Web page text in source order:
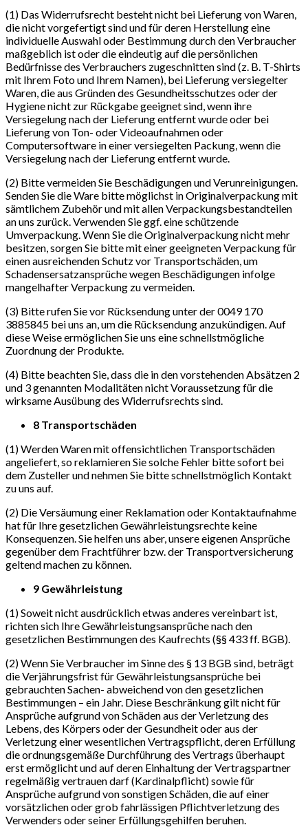
(1) Das Widerrufsrecht besteht nicht bei Lieferung von Waren,
die nicht vorgefertigt sind und für deren Herstellung eine
individuelle Auswahl oder Bestimmung durch den Verbraucher
maßgeblich ist oder die eindeutig auf die persönlichen
Bedürfnisse des Verbrauchers zugeschnitten sind (z. B. T-Shirts
mit Ihrem Foto und Ihrem Namen), bei Lieferung versiegelter
Waren, die aus Gründen des Gesundheitsschutzes oder der
Hygiene nicht zur Rückgabe geeignet sind, wenn ihre
Versiegelung nach der Lieferung entfernt wurde oder bei
Lieferung von Ton- oder Videoaufnahmen oder
Computersoftware in einer versiegelten Packung, wenn die
Versiegelung nach der Lieferung entfernt wurde.
(2) Bitte vermeiden Sie Beschädigungen und Verunreinigungen.
Senden Sie die Ware bitte möglichst in Originalverpackung mit
sämtlichem Zubehör und mit allen Verpackungsbestandteilen
an uns zurück. Verwenden Sie ggf. eine schützende
Umverpackung. Wenn Sie die Originalverpackung nicht mehr
besitzen, sorgen Sie bitte mit einer geeigneten Verpackung für
einen ausreichenden Schutz vor Transportschäden, um
Schadensersatzansprüche wegen Beschädigungen infolge
mangelhafter Verpackung zu vermeiden.
(3) Bitte rufen Sie vor Rücksendung unter der 0049 170
3885845 bei uns an, um die Rücksendung anzukündigen. Auf
diese Weise ermöglichen Sie uns eine schnellstmögliche
Zuordnung der Produkte.
(4) Bitte beachten Sie, dass die in den vorstehenden Absätzen 2
und 3 genannten Modalitäten nicht Voraussetzung für die
wirksame Ausübung des Widerrufsrechts sind.
8 Transportschäden
(1) Werden Waren mit offensichtlichen Transportschäden
angeliefert, so reklamieren Sie solche Fehler bitte sofort bei
dem Zusteller und nehmen Sie bitte schnellstmöglich Kontakt
zu uns auf.
(2) Die Versäumung einer Reklamation oder Kontaktaufnahme
hat für Ihre gesetzlichen Gewährleistungsrechte keine
Konsequenzen. Sie helfen uns aber, unsere eigenen Ansprüche
gegenüber dem Frachtführer bzw. der Transportversicherung
geltend machen zu können.
9 Gewährleistung
(1) Soweit nicht ausdrücklich etwas anderes vereinbart ist,
richten sich Ihre Gewährleistungsansprüche nach den
gesetzlichen Bestimmungen des Kaufrechts (§§ 433 ff. BGB).
(2) Wenn Sie Verbraucher im Sinne des § 13 BGB sind, beträgt
die Verjährungsfrist für Gewährleistungsansprüche bei
gebrauchten Sachen- abweichend von den gesetzlichen
Bestimmungen – ein Jahr. Diese Beschränkung gilt nicht für
Ansprüche aufgrund von Schäden aus der Verletzung des
Lebens, des Körpers oder der Gesundheit oder aus der
Verletzung einer wesentlichen Vertragspflicht, deren Erfüllung
die ordnungsgemäße Durchführung des Vertrags überhaupt
erst ermöglicht und auf deren Einhaltung der Vertragspartner
regelmäßig vertrauen darf (Kardinalpflicht) sowie für
Ansprüche aufgrund von sonstigen Schäden, die auf einer
vorsätzlichen oder grob fahrlässigen Pflichtverletzung des
Verwenders oder seiner Erfüllungsgehilfen beruhen.